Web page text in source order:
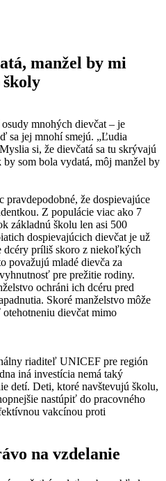
manžel by mi
mnohých dievčat – je
sa jej mnohí smejú. „Ľudia
si, že dievčatá sa tu skrývajú
som bola vydatá, môj manžel by
že dospievajúce
Z populácie viac ako 7
základnú školu len asi 500
dospievajúcich dievčat je už
dcéry príliš skoro z niekoľkých
považujú mladé dievča za
pre prežitie rodiny.
ochráni ich dcéru pred
Skoré manželstvo môže
dievčat mimo
riaditeľ UNICEF pre región
iná investícia nemá taký
detí. Deti, ktoré navštevujú školu,
nastúpiť do pracovného
vakcínou proti
na vzdelanie